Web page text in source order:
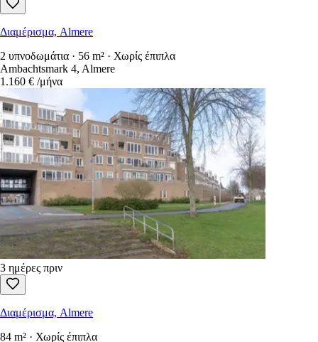
Διαμέρισμα, Almere
2 υπνοδωμάτια · 56 m² · Χωρίς έπιπλα
Ambachtsmark 4, Almere
1.160 € /μήνα
3 ημέρες πριν
Διαμέρισμα, Almere
84 m² · Χωρίς έπιπλα